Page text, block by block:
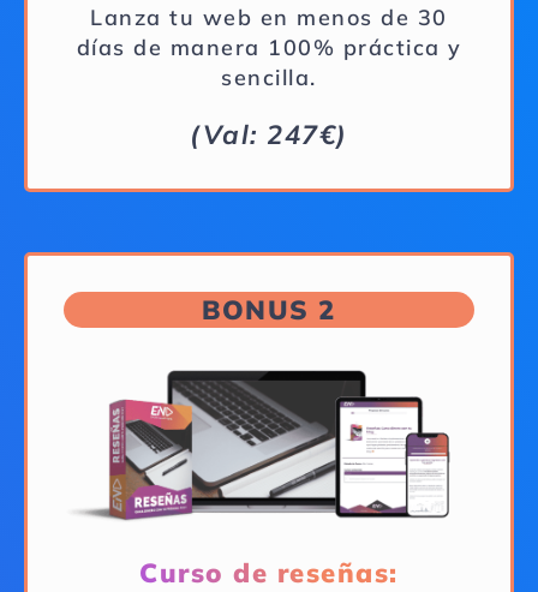
Lanza tu web en menos de 30
días de manera 100% práctica y
sencilla.
(Val: 247€)
BONUS 2
Curso de reseñas: